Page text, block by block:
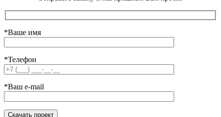
*Ваше имя
*Телефон
*Ваш e-mail